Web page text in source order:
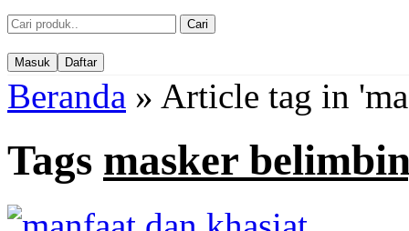
Cari
Masuk Daftar
Beranda » Article tag in
Tags masker